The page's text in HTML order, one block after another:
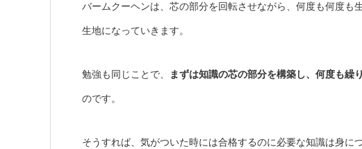
バームクーヘンは、芯の部分を回転させながら、何度も何度も
生地になっていきます。
勉強も同じことで、 まずは知識の芯の部分を構築し、何度も繰
のです。
そうすれば、気がついた時には合格するのに必要な知識は身に